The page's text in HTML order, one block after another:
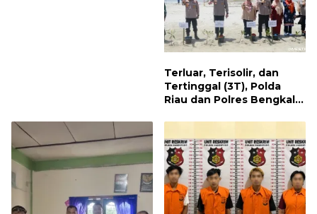
Terluar, Terisolir, dan
Tertinggal (3T), Polda
Riau dan Polres Bengkalis
Kesehatan Gratis, hingga
Dialog Kebangsaan di
Rupat